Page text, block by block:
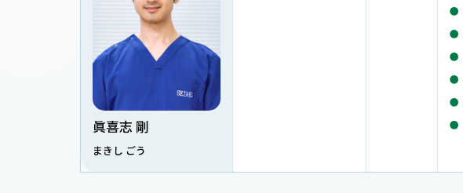
眞喜志 剛
まきし ごう